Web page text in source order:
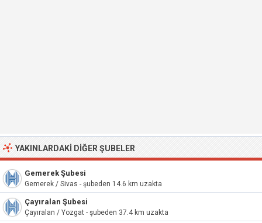
YAKINLARDAKI DIĞER ŞUBELER
Gemerek Şubesi
Gemerek / Sivas - şubeden 14.6 km uzakta
Çayıralan Şubesi
Çayıralan / Yozgat - şubeden 37.4 km uzakta